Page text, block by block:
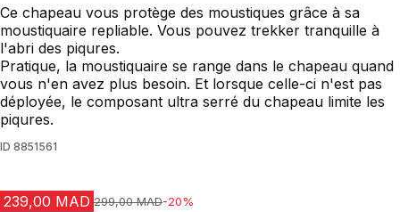
Ce chapeau vous protège des moustiques grâce à sa
moustiquaire repliable. Vous pouvez trekker tranquille à
l'abri des piqures.
Pratique, la moustiquaire se range dans le chapeau quand
vous n'en avez plus besoin. Et lorsque celle-ci n'est pas
déployée, le composant ultra serré du chapeau limite les
piqures.
ID 8851561
239,00 MAD Prix avant la réduction
299,00 MAD-20%